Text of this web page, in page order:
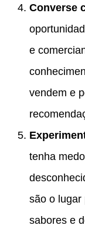
Converse
e
vendem e
tenha
são o lugar
sabores e